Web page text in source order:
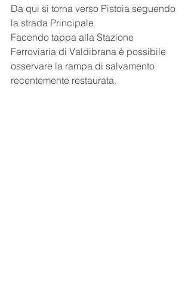
Da qui si torna verso Pistoia seguendo
la strada Principale
Facendo tappa alla Stazione
Ferroviaria di Valdibrana è possibile
osservare la rampa di salvamento
recentemente restaurata.